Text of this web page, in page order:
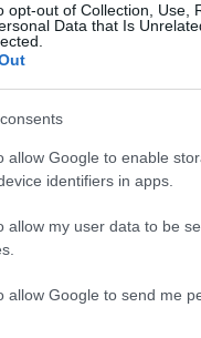
opt-out of Collection, Use,
Data that Is
allow Google to enable
identifiers in apps.
allow my user data to be
allow Google to send me
a Liverpool FC
vezetésével! Minden
a külföldiek
középpályásának,
különösen jót tesz
hirdetési
Expedia Group